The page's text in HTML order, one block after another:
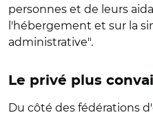
personnes et de leurs
l'hébergement et sur la
administrative".
Le privé plus
Du côté des fédérations